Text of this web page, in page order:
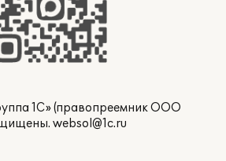
1С» (правопреемник ООО
websol@1c.ru